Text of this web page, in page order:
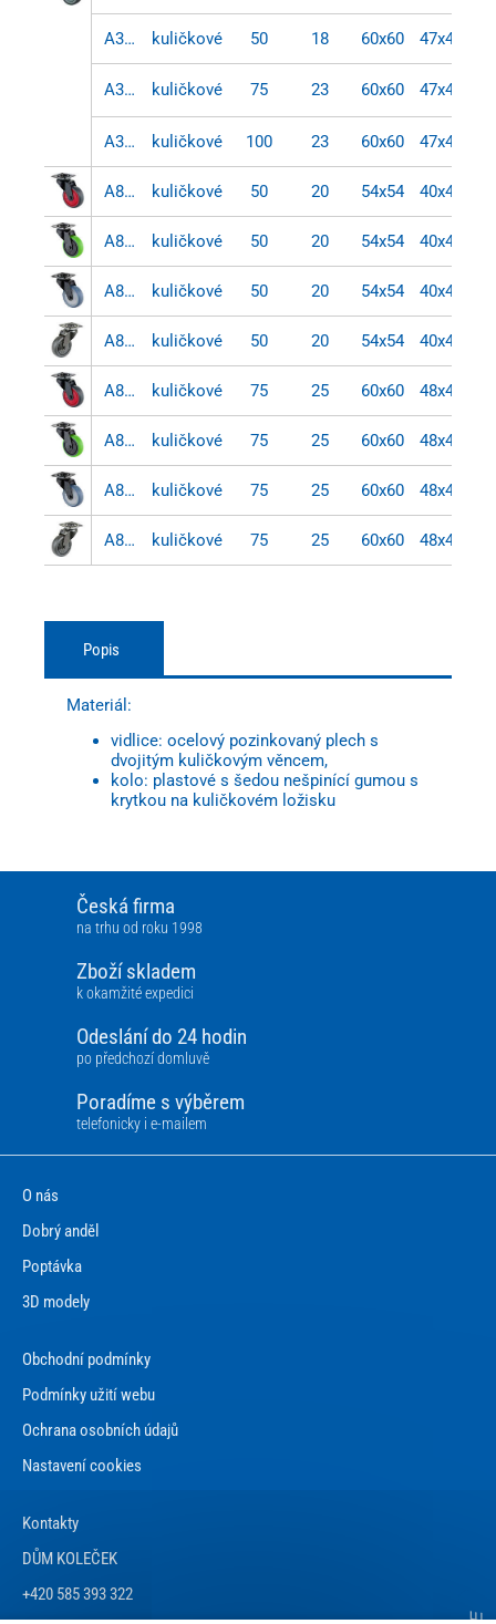
A300.A85.051 kuličkové 50 18 60x60 47x47/
A300.A85.075 kuličkové 75 23 60x60 47x47/
A300.A85.100 kuličkové 100 23 60x60 47x47/
A800.A85.050.03 kuličkové 50 20 54x54 40x40/
A800.A85.050.04 kuličkové 50 20 54x54 40x40/
A800.A85.050.05 kuličkové 50 20 54x54 40x40/
A800.A85.050.06 kuličkové 50 20 54x54 40x40/
A800.A85.075.03 kuličkové 75 25 60x60 48x48/
A800.A85.075.04 kuličkové 75 25 60x60 48x48/
A800.A85.075.05 kuličkové 75 25 60x60 48x48/
A800.A85.075.06 kuličkové 75 25 60x60 48x48/
Popis
Materiál:
vidlice: ocelový pozinkovaný plech s
dvojitým kuličkovým věncem,
kolo: plastové s šedou nešpinící gumou s
krytkou na kuličkovém ložisku
Česká firma
na trhu od roku 1998
Zboží skladem
k okamžité expedici
Odeslání do 24 hodin
po předchozí domluvě
Poradíme s výběrem
telefonicky i e-mailem
O nás
Dobrý anděl
Poptávka
3D modely
Obchodní podmínky
Podmínky užití webu
Ochrana osobních údajů
Nastavení cookies
Kontakty
DŮM KOLEČEK
+420 585 393 322